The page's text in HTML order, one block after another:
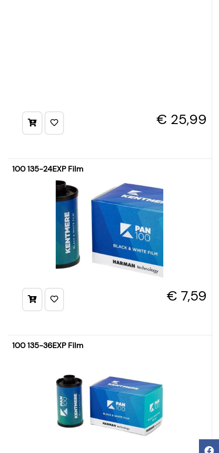
€ 25,99
100 135-24EXP Film
€ 7,59
100 135-36EXP Film